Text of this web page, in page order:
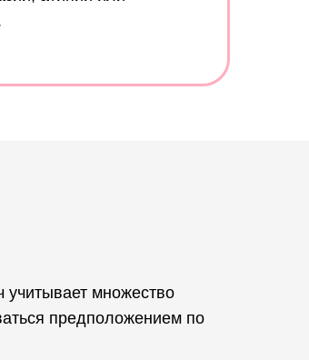
учитывает множество
предположением по